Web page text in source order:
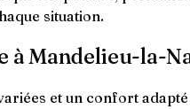
situation.
à Mandelieu-la-
et un confort adapté